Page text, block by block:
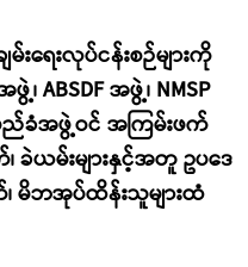
းရေးလုပ်ငန်းစဉ်များကို
အဖွဲ့၊ NMSP
ခံအဖွဲ့ဝင် အကြမ်းဖက်
ခဲယမ်းများနှင့်အတူ ဥပဒေ
မိဘအုပ်ထိန်းသူများထံ